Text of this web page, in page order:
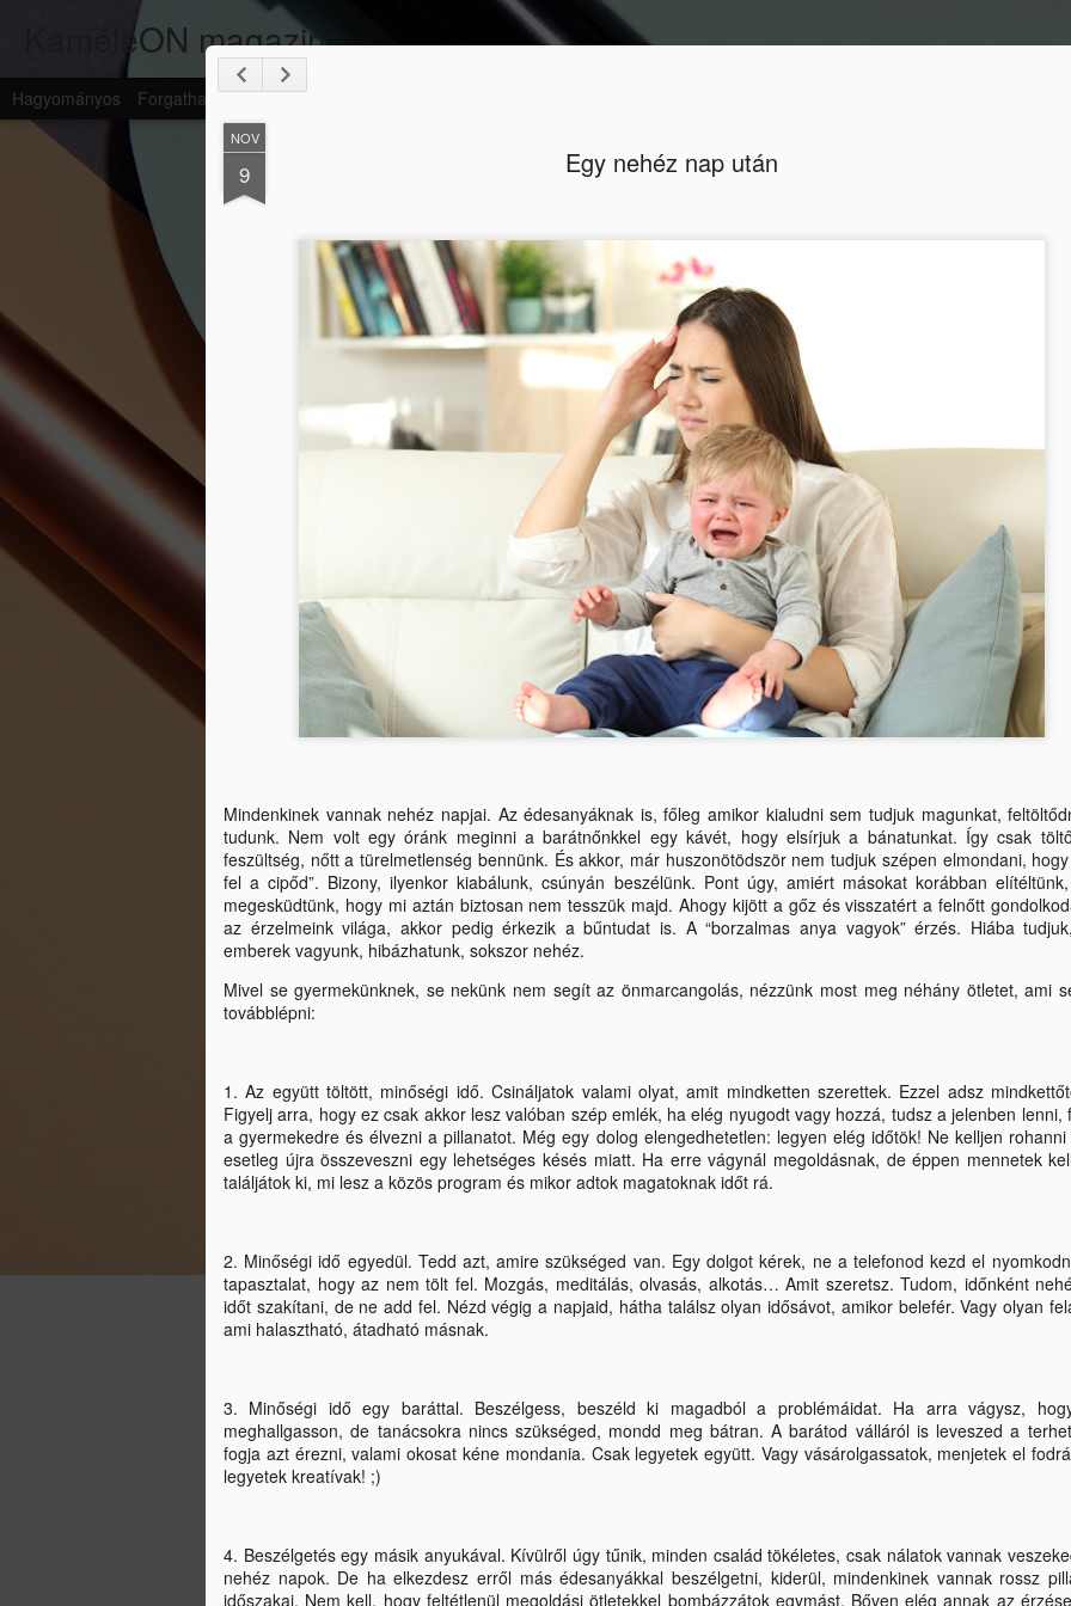
NOV
9 Egy nehéz nap után
Mindenkinek vannak nehéz napjai. Az édesanyáknak is, főleg amikor kialudni sem tudjuk magunkat,
tudunk. Nem volt egy óránk meginni a barátnőnkkel egy kávét, hogy elsírjuk a bánatunkat. Így csak
feszültség, nőtt a türelmetlenség bennünk. És akkor, már huszonötödször nem tudjuk szépen elmondani, hogy
fel a cipőd”. Bizony, ilyenkor kiabálunk, csúnyán beszélünk. Pont úgy, amiért másokat korábban
megesküdtünk, hogy mi aztán biztosan nem tesszük majd. Ahogy kijött a gőz és visszatért a felnőtt
az érzelmeink világa, akkor pedig érkezik a bűntudat is. A “borzalmas anya vagyok” érzés. Hiába
emberek vagyunk, hibázhatunk, sokszor nehéz.
Mivel se gyermekünknek, se nekünk nem segít az önmarcangolás, nézzünk most meg néhány ötletet, ami
továbblépni:
1. Az együtt töltött, minőségi idő. Csináljatok valami olyat, amit mindketten szerettek. Ezzel adsz
Figyelj arra, hogy ez csak akkor lesz valóban szép emlék, ha elég nyugodt vagy hozzá, tudsz a jelenben lenni,
a gyermekedre és élvezni a pillanatot. Még egy dolog elengedhetetlen: legyen elég időtök! Ne kelljen
esetleg újra összeveszni egy lehetséges késés miatt. Ha erre vágynál megoldásnak, de éppen mennetek
találjátok ki, mi lesz a közös program és mikor adtok magatoknak időt rá.
2. Minőségi idő egyedül. Tedd azt, amire szükséged van. Egy dolgot kérek, ne a telefonod kezd el
tapasztalat, hogy az nem tölt fel. Mozgás, meditálás, olvasás, alkotás… Amit szeretsz. Tudom, időnként
időt szakítani, de ne add fel. Nézd végig a napjaid, hátha találsz olyan idősávot, amikor belefér. Vagy olyan
ami halasztható, átadható másnak.
3. Minőségi idő egy baráttal. Beszélgess, beszéld ki magadból a problémáidat. Ha arra vágysz,
meghallgasson, de tanácsokra nincs szükséged, mondd meg bátran. A barátod válláról is leveszed a
fogja azt érezni, valami okosat kéne mondania. Csak legyetek együtt. Vagy vásárolgassatok, menjetek el
legyetek kreatívak! ;)
4. Beszélgetés egy másik anyukával. Kívülről úgy tűnik, minden család tökéletes, csak nálatok vannak
nehéz napok. De ha elkezdesz erről más édesanyákkal beszélgetni, kiderül, mindenkinek vannak rossz
időszakai. Nem kell, hogy feltétlenül megoldási ötletekkel bombázzátok egymást. Bőven elég annak az
KaméleON magazin
Hagyományos Forgatható Kártya Magazin
MAR
11
Nagy fogyás utáni
műtétek - Interjú Kéky
Kaméleon magazin (KM): Kira, ha címkékben
hogy mit tudok rólad, akkor olyanok jutnának
csőgyomorműtét, egészségügyi újságíró, saját
plasztikai műtétek. Viszont, ha kronológiailag
raknom, már gondban lennék, és biztos csak
plasztikai műtétek következnek a sor végén.
magadról te.
Kira: Kéky Kira vagyok, 46 éves, családanya és
riporter. Már 24 éve vagyok egészségügyi
pedig egy YouTube-csatornát indítottam, ahol
őszinteséggel beszélek az elhízásról,
dolgokról, mindent, amit kipróbáltam vagy
mutatok. Nem szépítek, nem maszatolok.
ban
Az utóbbi időszak, egyikünk
számára sem volt egyszerű vagy
könnyű. Rengeteg lemondással
egészségét. Nem véletlenül
ismételgetik a hírekben, hogy
példa nélküli, amivel szembe kell
néznünk az elmúlt közel egy
egy teljesen új ritmust kellett
fölvennünk.
Bilics Tímea önismereti
mentorral, a tudatos
társkeresés szakértőjével azon
apropóból beszélgettünk, hogy a
- Timi, általában minden coach-
nak van egy indíttatás-története.
Te miért pont a tudatos
hosszú évekig kerestem az új
társat, sikertelenül. Megjártam a
társkeresői lét összes mélységét
A Shanti Bhavan gyermekei
projekt (hindi nyelven: "a
béke menedéke”) egy bentlakásos
oktatási program, amelyet India
iskola gyermekei napi 2 dollárnál
kevesebbet kereső családokból
származnak, akik generációk óta
gyerekek az egész évet itt töltik,
kivéve az iskolai szüneteket,
ekkor hazatérnek a családjukhoz.
NOV
9
A nők esélyegyenlősége a munkában
Számtalan tanulmány íródott már ebben a témában.
a célt, hogy jóval nagyobb %-ban kapjanak a nők is álláslehetőséget,
egészen a hierarchia legmagasabb fokáig.